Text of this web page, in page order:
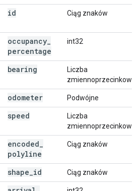
id Ciąg znaków
occupancy
percentage
int32
bearing
Liczba
zmiennoprzecinkowa
odometer Podwójne
speed
Liczba
zmiennoprzecinkowa
encoded
polyline
Ciąg znaków
shape id Ciąg znaków